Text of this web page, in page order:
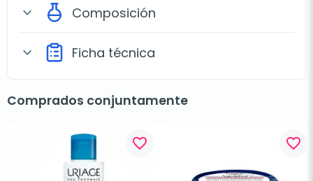
expand_more Composición
expand_more Ficha técnica
Comprados conjuntamente
favorite_border favorite_border